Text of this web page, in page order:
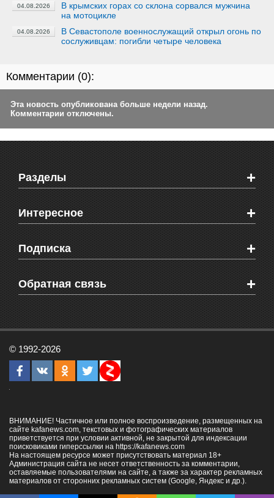
04.08.2026
В крымских горах со склона сорвался мужчина
на мотоцикле
04.08.2026
В Севастополе военнослужащий открыл огонь по
сослуживцам: погибли четыре человека
Комментарии (0):
Эта новость опубликована больше недели назад.
Комментарии отключены.
Разделы +
Новости Феодосии
Новости Крыма
Мировые новости
Объявления
Здоровье
СМС мнения читателей
Интересное +
Видео о Феодосии
Веб-камеры Феодосии
Блоги феодосийцев
Школы Феодосии
Подписка +
Печатная версия газеты "Кафа"
RSS
Обратная связь +
Рекламодателям
Контактная информация
© 1992-2026
ВНИМАНИЕ! Частичное или полное воспроизведение, размещенных на
сайте kafanews.com, текстовых и фотографических материалов
приветствуется при условии активной, не закрытой для индексации
поисковиками гиперссылки на https://kafanews.com
На настоящем ресурсе может присутствовать материал 18+
Администрация сайта не несет ответственность за комментарии,
оставляемые пользователями на сайте, а также за характер рекламных
материалов от сторонних рекламных систем (Google, Яндекс и др.).